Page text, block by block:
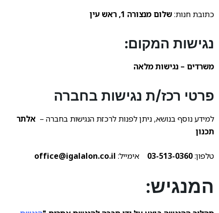
כתובת חנות:שלום מנצורה 1, ראש עין
נגישות המקום:
משרדים – נגישות מלאה
פרטי רכז/ת נגישות בחברה
למידע נוסף בנושא, ניתן לפנות לרכזת הנגישות בחברה – אלתר
תכנון
טלפון: אימייל: office@igalalon.co.il
המנגיש: